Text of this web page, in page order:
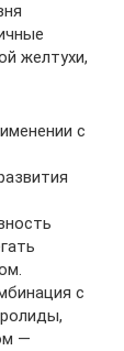
желтухи,
с
с
—